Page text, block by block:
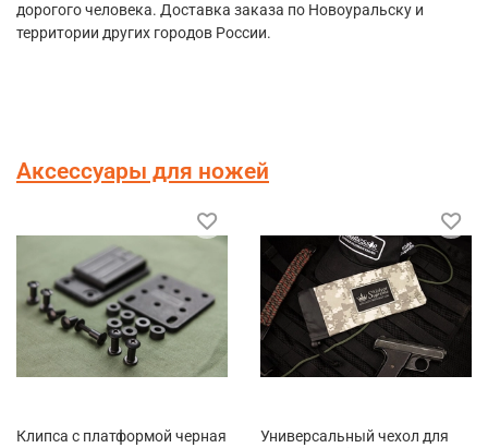
дорогого человека. Доставка заказа по Новоуральску и
территории других городов России.
Аксессуары для ножей
Клипса с платформой черная
Универсальный чехол для